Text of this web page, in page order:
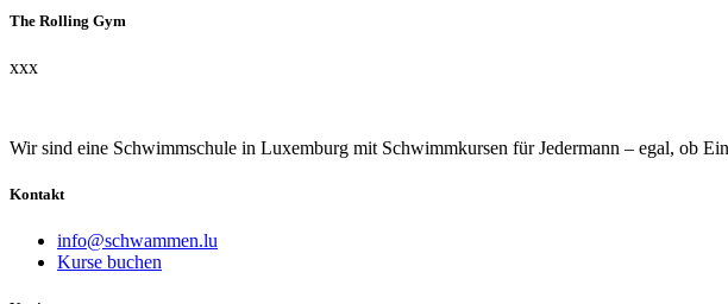
The Rolling Gym
xxx
Wir sind eine Schwimmschule in Luxemburg mit Schwimmkursen für Jedermann – egal, ob
Kontakt
info@schwammen.lu
Kurse buchen